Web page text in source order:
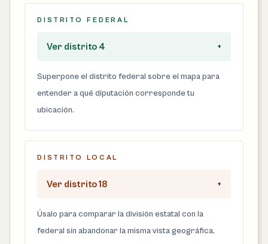
DISTRITO FEDERAL
Ver distrito 4 +
Superpone el distrito federal sobre el mapa para
entender a qué diputación corresponde tu
ubicación.
DISTRITO LOCAL
Ver distrito 18 +
Úsalo para comparar la división estatal con la
federal sin abandonar la misma vista geográfica.